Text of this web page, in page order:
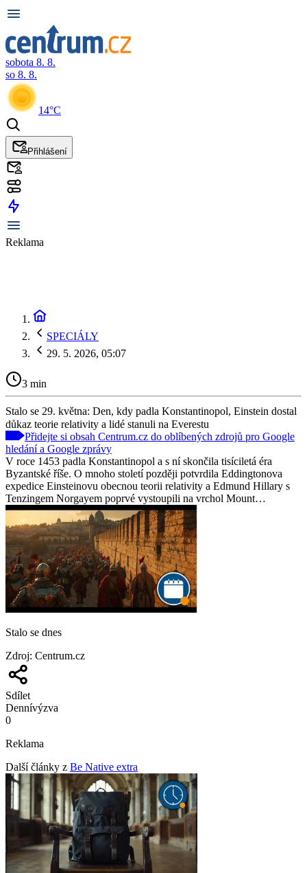
sobota 8. 8.
so 8. 8.
14°C
Přihlášení
Reklama
SPECIÁLY
29. 5. 2026, 05:07
3 min
Stalo se 29. května: Den, kdy padla Konstantinopol, Einstein dostal
důkaz teorie relativity a lidé stanuli na Everestu
Přidejte si obsah Centrum.cz do oblíbených zdrojů pro Google
hledání a Google zprávy
V roce 1453 padla Konstantinopol a s ní skončila tisíciletá éra
Byzantské říše. O mnoho století později potvrdila Eddingtonova
expedice Einsteinovu obecnou teorii relativity a Edmund Hillary s
Tenzingem Norgayem poprvé vystoupili na vrchol Mount…
Stalo se dnes
Zdroj: Centrum.cz
Sdílet
Dennívýzva
0
Reklama
Další články z Be Native extra